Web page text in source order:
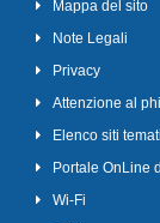
Mappa del sito
Note Legali
Privacy
Attenzione al
Elenco siti
Portale OnLine
Wi-Fi